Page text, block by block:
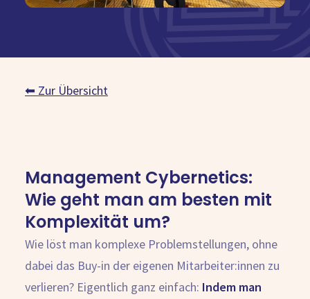
⬅ Zur Übersicht
Management Cybernetics:
Wie geht man am besten mit
Komplexität um?
Wie löst man komplexe Problemstellungen, ohne
dabei das Buy-in der eigenen Mitarbeiter:innen zu
verlieren? Eigentlich ganz einfach: Indem man